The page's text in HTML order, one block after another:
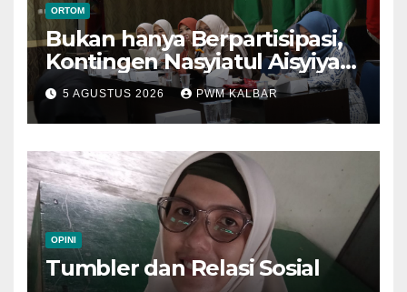
ORTOM
Bukan hanya Berpartisipasi,
Kontingen Nasyiatul Aisyiyah
Kalbar Perjuangkan Program
di Muktamar XV
5 AGUSTUS 2026 PWM KALBAR
OPINI
Tumbler dan Relasi Sosial